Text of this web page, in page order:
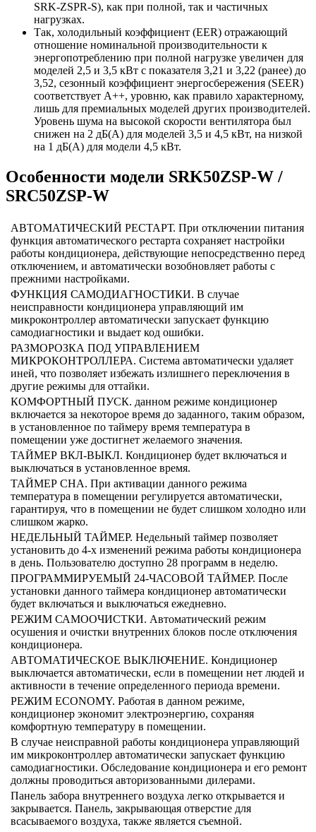
SRK-ZSPR-S), как при полной, так и частичных
нагрузках.
Так, холодильный коэффициент (EER) отражающий
отношение номинальной производительности к
энергопотреблению при полной нагрузке увеличен для
моделей 2,5 и 3,5 кВт с показателя 3,21 и 3,22 (ранее) до
3,52, сезонный коэффициент энергосбережения (SEER)
соответствует A++, уровню, как правило характерному,
лишь для премиальных моделей других производителей.
Уровень шума на высокой скорости вентилятора был
снижен на 2 дБ(А) для моделей 3,5 и 4,5 кВт, на низкой
на 1 дБ(А) для модели 4,5 кВт.
Особенности модели SRK50ZSP-W /
SRC50ZSP-W
АВТОМАТИЧЕСКИЙ РЕСТАРТ. При отключении питания
функция автоматического рестарта сохраняет настройки
работы кондиционера, действующие непосредственно перед
отключением, и автоматически возобновляет работы с
прежними настройками.
ФУНКЦИЯ САМОДИАГНОСТИКИ. В случае
неисправности кондиционера управляющий им
микроконтроллер автоматически запускает функцию
самодиагностики и выдает код ошибки.
РАЗМОРОЗКА ПОД УПРАВЛЕНИЕМ
МИКРОКОНТРОЛЛЕРА. Система автоматически удаляет
иней, что позволяет избежать излишнего переключения в
другие режимы для оттайки.
КОМФОРТНЫЙ ПУСК. данном режиме кондиционер
включается за некоторое время до заданного, таким образом,
в установленное по таймеру время температура в
помещении уже достигнет желаемого значения.
ТАЙМЕР ВКЛ-ВЫКЛ. Кондиционер будет включаться и
выключаться в установленное время.
ТАЙМЕР СНА. При активации данного режима
температура в помещении регулируется автоматически,
гарантируя, что в помещении не будет слишком холодно или
слишком жарко.
НЕДЕЛЬНЫЙ ТАЙМЕР. Недельный таймер позволяет
установить до 4-х изменений режима работы кондиционера
в день. Пользователю доступно 28 программ в неделю.
ПРОГРАММИРУЕМЫЙ 24-ЧАСОВОЙ ТАЙМЕР. После
установки данного таймера кондиционер автоматически
будет включаться и выключаться ежедневно.
РЕЖИМ САМООЧИСТКИ. Автоматический режим
осушения и очистки внутренних блоков после отключения
кондиционера.
АВТОМАТИЧЕСКОЕ ВЫКЛЮЧЕНИЕ. Кондиционер
выключается автоматически, если в помещении нет людей и
активности в течение определенного периода времени.
РЕЖИМ ECONOMY. Работая в данном режиме,
кондиционер экономит электроэнергию, сохраняя
комфортную температуру в помещении.
В случае неисправной работы кондиционера управляющий
им микроконтроллер автоматически запускает функцию
самодиагностики. Обследование кондиционера и его ремонт
должны проводиться авторизованными дилерами.
Панель забора внутреннего воздуха легко открывается и
закрывается. Панель, закрывающая отверстие для
всасываемого воздуха, также является съемной.